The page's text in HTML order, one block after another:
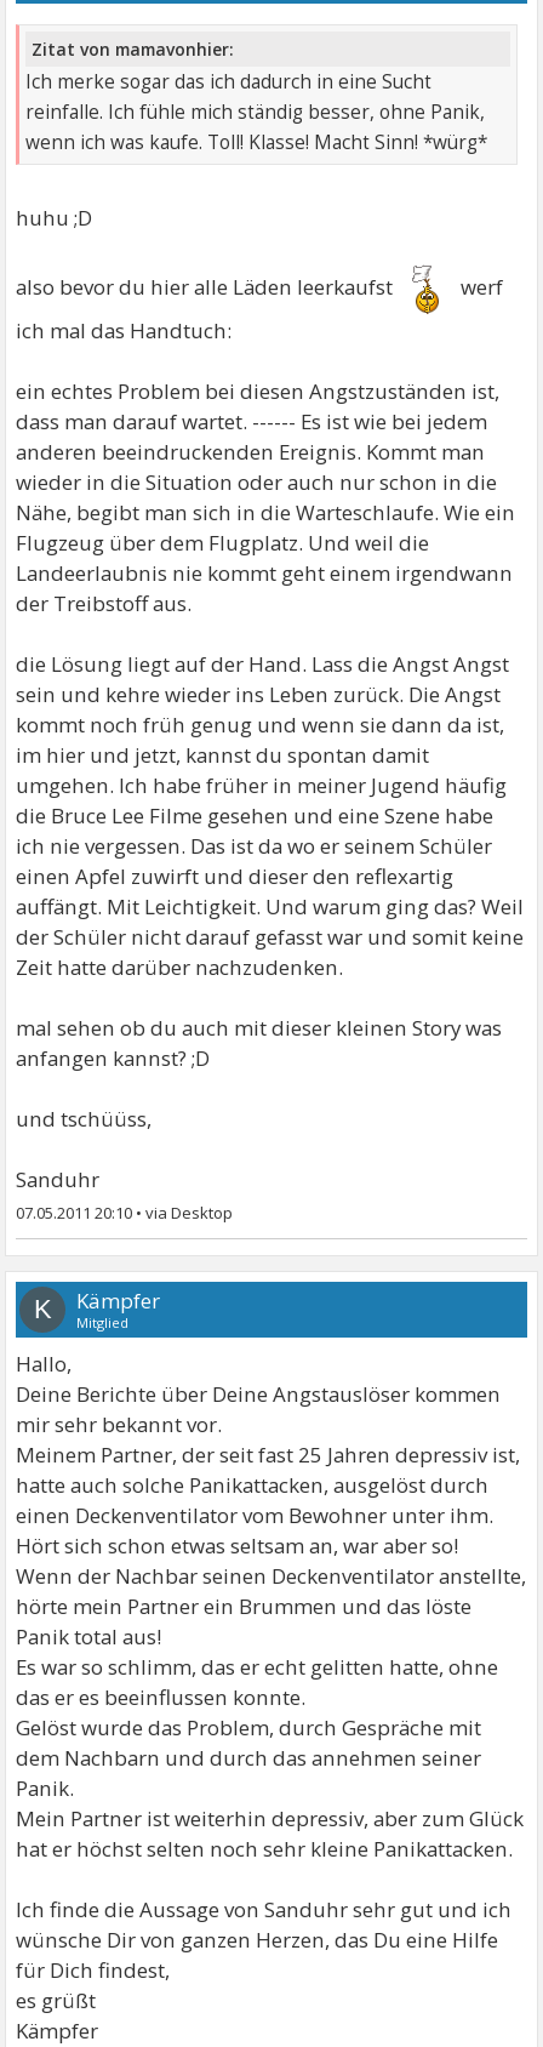
Zitat von mamavonhier:
Ich merke sogar das ich dadurch in eine Sucht
reinfalle. Ich fühle mich ständig besser, ohne Panik,
wenn ich was kaufe. Toll! Klasse! Macht Sinn! *würg*
huhu ;D
also bevor du hier alle Läden leerkaufst
werf
ich mal das Handtuch:
ein echtes Problem bei diesen Angstzuständen ist,
dass man darauf wartet. ------ Es ist wie bei jedem
anderen beeindruckenden Ereignis. Kommt man
wieder in die Situation oder auch nur schon in die
Nähe, begibt man sich in die Warteschlaufe. Wie ein
Flugzeug über dem Flugplatz. Und weil die
Landeerlaubnis nie kommt geht einem irgendwann
der Treibstoff aus.
die Lösung liegt auf der Hand. Lass die Angst Angst
sein und kehre wieder ins Leben zurück. Die Angst
kommt noch früh genug und wenn sie dann da ist,
im hier und jetzt, kannst du spontan damit
umgehen. Ich habe früher in meiner Jugend häufig
die Bruce Lee Filme gesehen und eine Szene habe
ich nie vergessen. Das ist da wo er seinem Schüler
einen Apfel zuwirft und dieser den reflexartig
auffängt. Mit Leichtigkeit. Und warum ging das? Weil
der Schüler nicht darauf gefasst war und somit keine
Zeit hatte darüber nachzudenken.
mal sehen ob du auch mit dieser kleinen Story was
anfangen kannst? ;D
und tschüüss,
Sanduhr
07.05.2011 20:10 •
K Kämpfer
Mitglied
Hallo,
Deine Berichte über Deine Angstauslöser kommen
mir sehr bekannt vor.
Meinem Partner, der seit fast 25 Jahren depressiv ist,
hatte auch solche Panikattacken, ausgelöst durch
einen Deckenventilator vom Bewohner unter ihm.
Hört sich schon etwas seltsam an, war aber so!
Wenn der Nachbar seinen Deckenventilator anstellte,
hörte mein Partner ein Brummen und das löste
Panik total aus!
Es war so schlimm, das er echt gelitten hatte, ohne
das er es beeinflussen konnte.
Gelöst wurde das Problem, durch Gespräche mit
dem Nachbarn und durch das annehmen seiner
Panik.
Mein Partner ist weiterhin depressiv, aber zum Glück
hat er höchst selten noch sehr kleine Panikattacken.
Ich finde die Aussage von Sanduhr sehr gut und ich
wünsche Dir von ganzen Herzen, das Du eine Hilfe
für Dich findest,
es grüßt
Kämpfer